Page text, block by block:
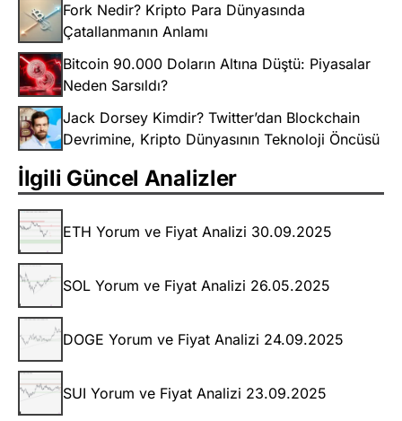
Fork Nedir? Kripto Para Dünyasında
Çatallanmanın Anlamı
Bitcoin 90.000 Doların Altına Düştü: Piyasalar
Neden Sarsıldı?
Jack Dorsey Kimdir? Twitter’dan Blockchain
Devrimine, Kripto Dünyasının Teknoloji Öncüsü
İlgili Güncel Analizler
ETH Yorum ve Fiyat Analizi 30.09.2025
SOL Yorum ve Fiyat Analizi 26.05.2025
DOGE Yorum ve Fiyat Analizi 24.09.2025
SUI Yorum ve Fiyat Analizi 23.09.2025